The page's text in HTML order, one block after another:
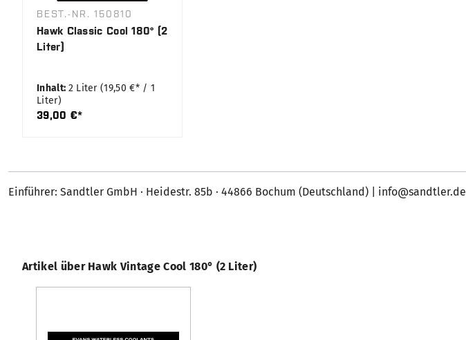
BEST.-NR. 150810
Hawk Classic Cool 180° (2
Liter)
Inhalt: 2 Liter(19,50 €* / 1
Liter)
39,00 €*
Einführer: Sandtler GmbH · Heidestr. 85b · 44866 Bochum (Deutschland) | info@sandtler.de
Artikel über Hawk Vintage Cool 180° (2 Liter)